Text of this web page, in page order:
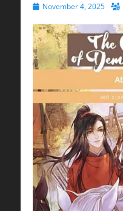
Veröffentlicht
November 4, 2025